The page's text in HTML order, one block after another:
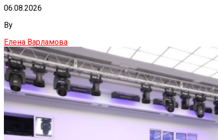
06.08.2026
By
Елена Варламова